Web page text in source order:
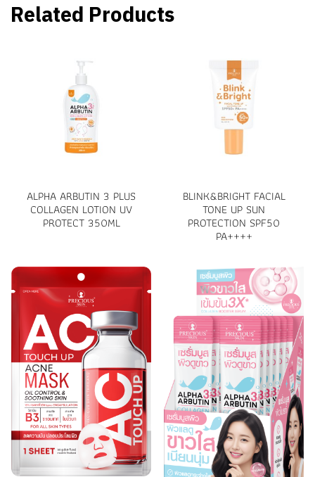
Related Products
ALPHA ARBUTIN 3 PLUS
COLLAGEN LOTION UV
PROTECT 350ML
BLINK&BRIGHT FACIAL
TONE UP SUN
PROTECTION SPF50
PA++++